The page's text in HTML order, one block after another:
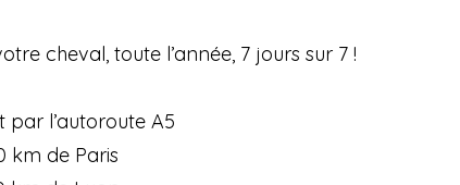
cheval, toute l’année, 7 jours sur 7 !
par l’autoroute A5
km de Paris